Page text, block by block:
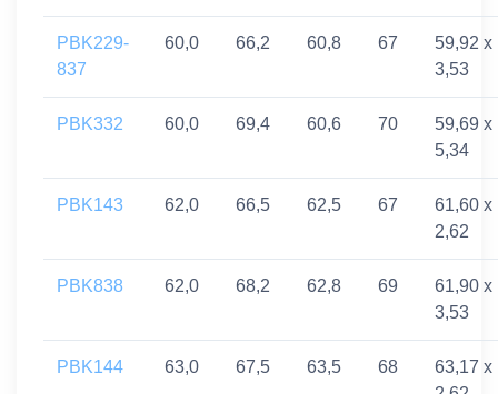
PBK229-
837
60,0 66,2 60,8 67
59,92 x
3,53
PBK332 60,0 69,4 60,6 70
59,69 x
5,34
PBK143 62,0 66,5 62,5 67
61,60 x
2,62
PBK838 62,0 68,2 62,8 69
61,90 x
3,53
PBK144 63,0 67,5 63,5 68
63,17 x